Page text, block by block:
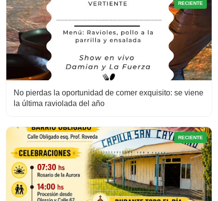
RECIENTE
No pierdas la oportunidad de comer exquisito: se viene
la última raviolada del año
RECIENTE